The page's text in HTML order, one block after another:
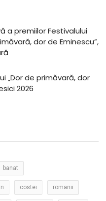
a premiilor Festivalului
dor de Eminescu”,
„Dor de primăvară, dor
2026
banat
costei romanii